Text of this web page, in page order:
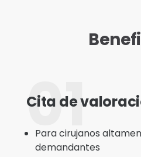
01
Cita de
Para cirujanos
demandantes